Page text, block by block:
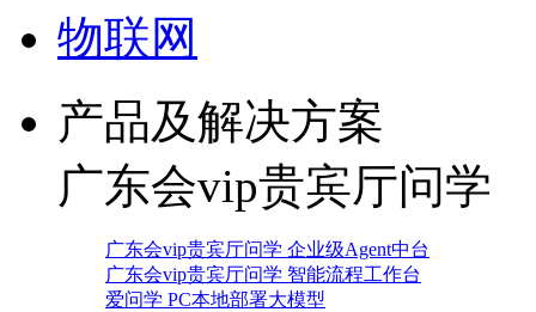
物联网
产品及解决方案
广东会vip贵宾厅问学
广东会vip贵宾厅问学 企业级Agent中台
广东会vip贵宾厅问学 智能流程工作台
爱问学 PC本地部署大模型